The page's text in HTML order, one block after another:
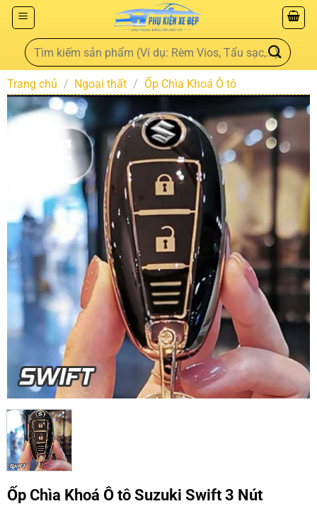
Trang chủ / Ngoại thất / Ốp Chìa Khoá Ô tô
Ốp Chìa Khoá Ô tô Suzuki Swift 3 Nút